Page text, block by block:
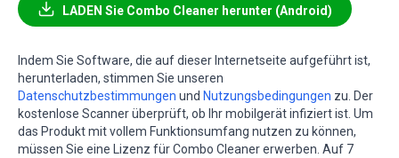
LADEN Sie Combo Cleaner herunter (Android)
Indem Sie Software, die auf dieser Internetseite aufgeführt ist,
herunterladen, stimmen Sie unseren
Datenschutzbestimmungen und Nutzungsbedingungen zu. Der
kostenlose Scanner überprüft, ob Ihr mobilgerät infiziert ist. Um
das Produkt mit vollem Funktionsumfang nutzen zu können,
müssen Sie eine Lizenz für Combo Cleaner erwerben. Auf 7